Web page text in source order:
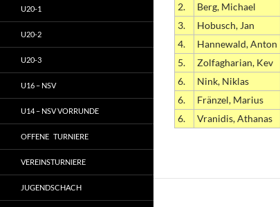
2.
Berg, Michael
3.
Hobusch, Jan
4.
Hannewald, Anton
5.
Zolfagharian, Kev
6.
Nink, Niklas
6.
Fränzel, Marius
6.
Vranidis, Athanas
U20-1
U20-2
U20-3
U16 – NSV
U14 – NSV VORRUNDE
OFFENE TURNIERE
VEREINSTURNIERE
JUGENDSCHACH